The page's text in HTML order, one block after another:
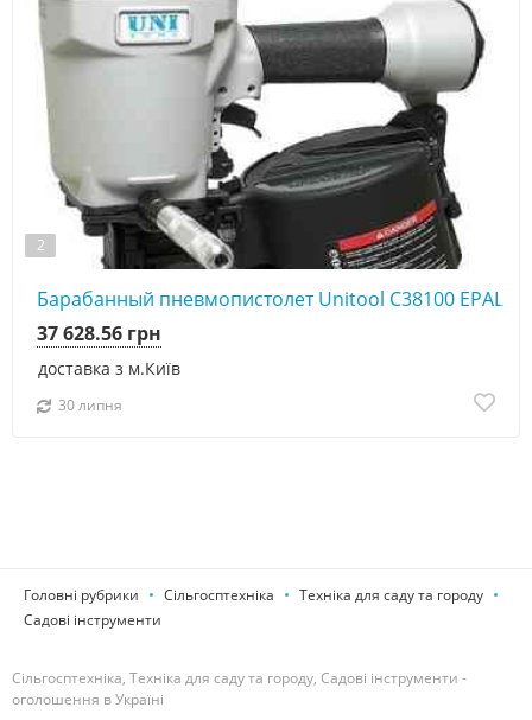
2
Барабанный пневмопистолет Unitool C38100 EPAL
доставка з м.Київ
37 628.56 грн
30 липня
Головні рубрики Сільгосптехніка
Техніка для саду та городу
Садові інструменти
Сільгосптехніка, Техніка для саду та городу, Садові інструменти -
оголошення в Україні